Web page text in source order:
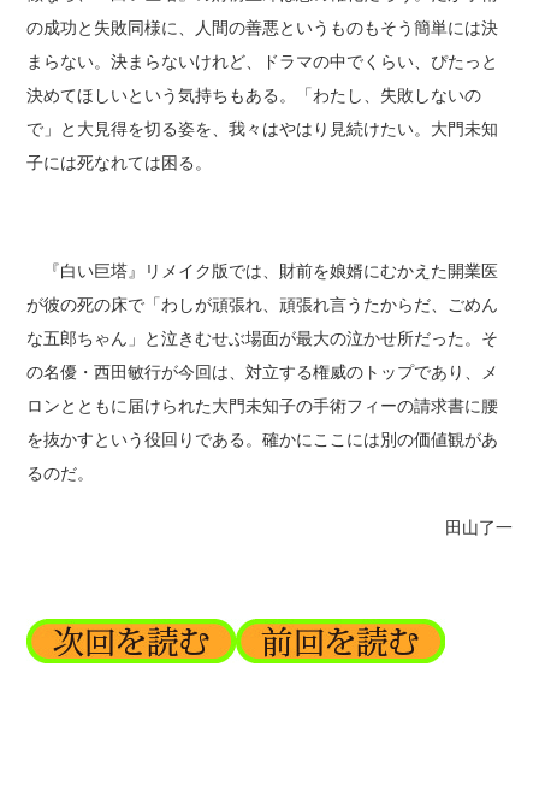
の成功と失敗同様に、人間の善悪というものもそう簡単には決
まらない。決まらないけれど、ドラマの中でくらい、ぴたっと
決めてほしいという気持ちもある。「わたし、失敗しないの
で」と大見得を切る姿を、我々はやはり見続けたい。大門未知
子には死なれては困る。
『白い巨塔』リメイク版では、財前を娘婿にむかえた開業医
が彼の死の床で「わしが頑張れ、頑張れ言うたからだ、ごめん
な五郎ちゃん」と泣きむせぶ場面が最大の泣かせ所だった。そ
の名優・西田敏行が今回は、対立する権威のトップであり、メ
ロンとともに届けられた大門未知子の手術フィーの請求書に腰
を抜かすという役回りである。確かにここには別の価値観があ
るのだ。
田山了一